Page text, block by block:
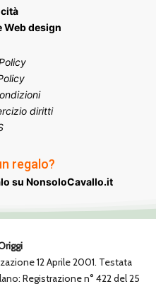
Web design
diritti
regalo?
su NonsoloCavallo.it
12 Aprile 2001. Testata
Registrazione n° 422 del 25